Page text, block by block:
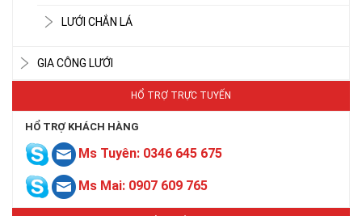
LƯỚI CHẮN LÁ
GIA CÔNG LƯỚI
HỔ TRỢ TRỰC TUYẾN
HỔ TRỢ KHÁCH HÀNG
Ms Tuyên: 0346 645 675
Ms Mai: 0907 609 765